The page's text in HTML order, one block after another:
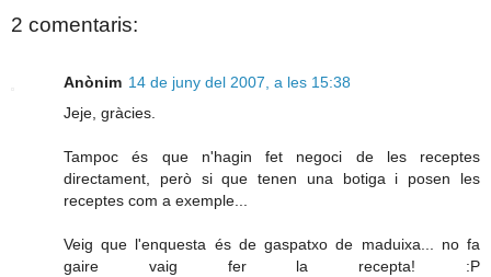
2 comentaris:
Anònim 14 de juny del 2007, a les 15:38
Jeje, gràcies.
Tampoc és que n'hagin fet negoci de les receptes
directament, però si que tenen una botiga i posen les
receptes com a exemple...
Veig que l'enquesta és de gaspatxo de maduixa... no fa
gaire vaig fer la recepta! :P